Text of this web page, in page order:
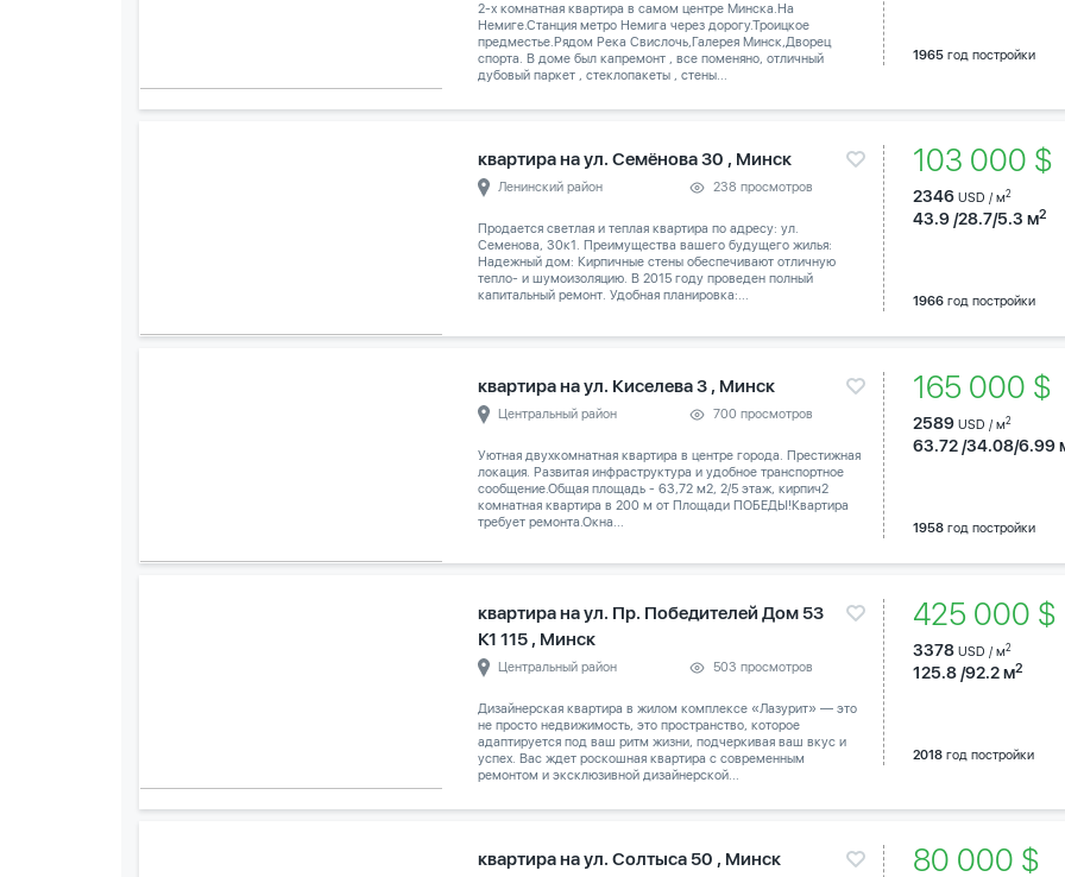
2-х комнатная квартира в самом центре Минска.На
Немиге.Станция метро Немига через дорогу.Троицкое
предместье.Рядом Река Свислочь,Галерея Минск,Дворец
спорта. В доме был капремонт , все поменяно, отличный
дубовый паркет , стеклопакеты , стены...
1965год постройки
квартира на ул. Семёнова 30 , Минск
Ленинский район 238 просмотров
Продается светлая и теплая квартира по адресу: ул.
Семенова, 30к1. Преимущества вашего будущего жилья:
Надежный дом: Кирпичные стены обеспечивают отличную
тепло- и шумоизоляцию. В 2015 году проведен полный
капитальный ремонт. Удобная планировка:...
103 000 $
2346 USD / м2
43.9 /28.7/5.3 м2
1966год постройки
квартира на ул. Киселева 3 , Минск
Центральный район 700 просмотров
Уютная двухкомнатная квартира в центре города. Престижная
локация. Развитая инфраструктура и удобное транспортное
сообщение.Общая площадь - 63,72 м2, 2/5 этаж, кирпич2
комнатная квартира в 200 м от Площади ПОБЕДЫ!Квартира
требует ремонта.Окна...
165 000 $
2589 USD / м2
63.72 /34.08/6.99
1958год постройки
квартира на ул. Пр. Победителей Дом 53
К1 115 , Минск
Центральный район 503 просмотров
Дизайнерская квартира в жилом комплексе «Лазурит» — это
не просто недвижимость, это пространство, которое
адаптируется под ваш ритм жизни, подчеркивая ваш вкус и
успех. Вас ждет роскошная квартира с современным
ремонтом и эксклюзивной дизайнерской...
425 000
3378 USD / м2
125.8 /92.2 м2
2018год постройки
квартира на ул. Солтыса 50 , Минск 80 000 $